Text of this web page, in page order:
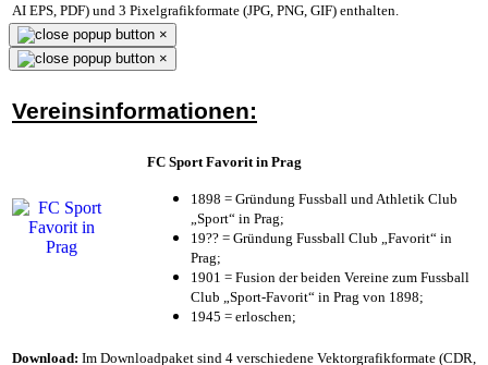
AI EPS, PDF) und 3 Pixelgrafikformate (JPG, PNG, GIF) enthalten.
×
×
Vereinsinformationen:
FC Sport Favorit in Prag
1898 = Gründung Fussball und Athletik Club
„Sport“ in Prag;
19?? = Gründung Fussball Club „Favorit“ in
Prag;
1901 = Fusion der beiden Vereine zum Fussball
Club „Sport-Favorit“ in Prag von 1898;
1945 = erloschen;
Download: Im Downloadpaket sind 4 verschiedene Vektorgrafikformate (CDR,